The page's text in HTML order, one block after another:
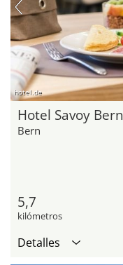
hotel.de
Hotel Savoy Bern
Bern
5,7
kilómetros
Detalles